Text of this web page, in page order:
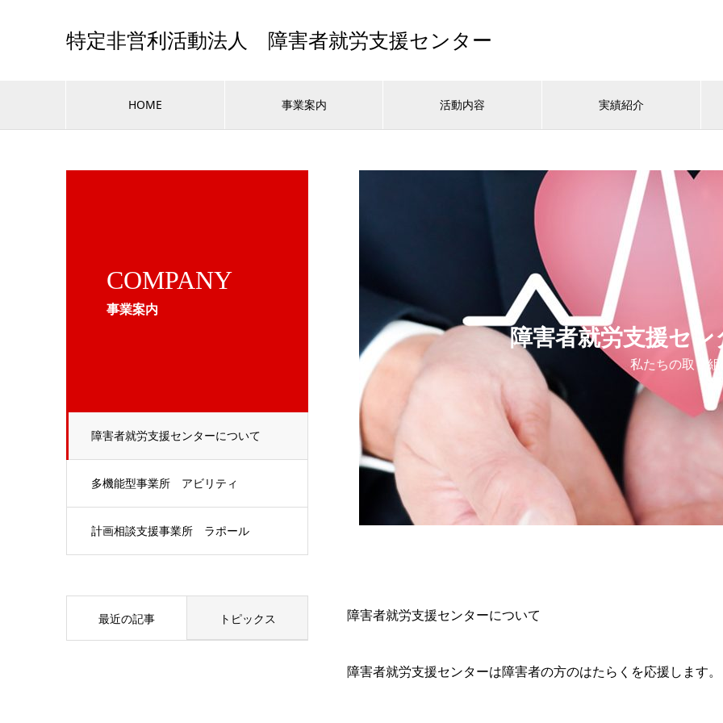
特定非営利活動法人 障害者就労支援センター
HOME 事業案内 活動内容 実績紹介
COMPANY
事業案内
障害者就労支援センターについて
多機能型事業所 アビリティ
計画相談支援事業所 ラポール
障害者就労支援セ
私たちの取り
障害者就労支援センターについて
障害者就労支援センターは障害者の方のはたらくを応援します。
最近の記事 トピックス